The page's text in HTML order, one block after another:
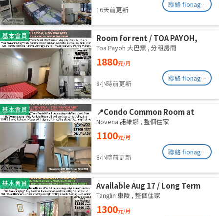
16天前更新
聯絡 fionag@transinex.com.sg
基本會員
Room for rent / TOA PAYOH,
NOVENA MRT / Master room /
1pax stay / Available Sept 2
Toa Payoh 大巴窯 , 分租房間
1880元/月
8小時前更新
聯絡 fionag@transinex.com.sg
基本會員
📍Condo Common Room at
Balestier - Available
Immediately
Novena 諾維娜 , 整個住家
1100元/月
8小時前更新
聯絡 fionag@transinex.com.sg
基本會員
Available Aug 17 / Long Term
Rental / For 1-2 person stay
only / Include utilities
Tanglin 東陵 , 整個住家
1300元/月